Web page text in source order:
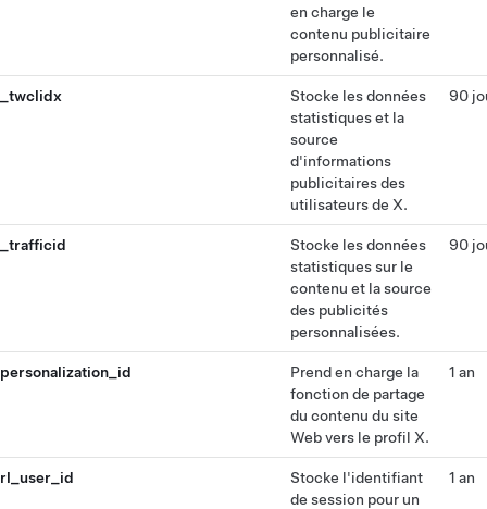
en charge le
contenu publicitaire
personnalisé.
_twclidx
Stocke les données
statistiques et la
source
d'informations
publicitaires des
utilisateurs de X.
90
_trafficid
Stocke les données
statistiques sur le
contenu et la source
des publicités
personnalisées.
90
personalization_id
Prend en charge la
fonction de partage
du contenu du site
Web vers le profil X.
1 an
rl_user_id
Stocke l'identifiant
de session pour un
1 an